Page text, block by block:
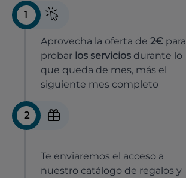
1
Aprovecha la oferta de 2€ para
probar los servicios durante lo
que queda de mes, más el
siguiente mes completo
2
Te enviaremos el acceso a
nuestro catálogo de regalos y